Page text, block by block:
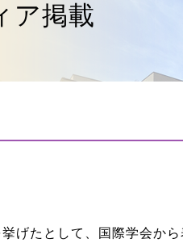
ア掲載
げたとして、国際学会から